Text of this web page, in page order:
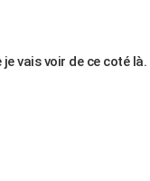
vais voir de ce coté là.